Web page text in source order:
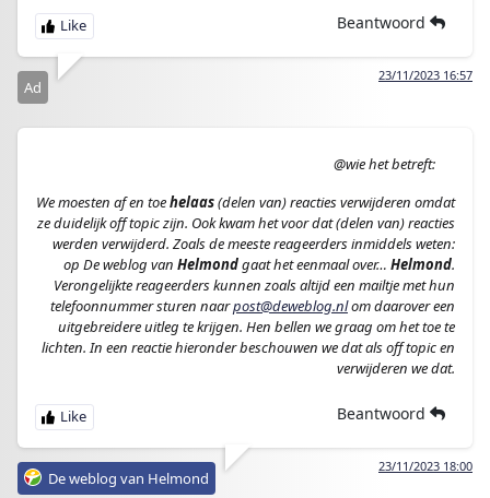
Beantwoord
23/11/2023 16:57
Ad
@wie het betreft:
We moesten af en toehelaas(delen van) reacties verwijderen omdat
ze duidelijk off topic zijn. Ook kwam het voor dat (delen van) reacties
werden verwijderd. Zoals de meeste reageerders inmiddels weten:
op De weblog van Helmondgaat het eenmaal over… Helmond.
Verongelijkte reageerders kunnen zoals altijd een mailtje met hun
telefoonnummer sturen naarpost@deweblog.nlom daarover een
uitgebreidere uitleg te krijgen. Hen bellen we graag om het toe te
lichten. In een reactie hieronder beschouwen we dat als off topic en
verwijderen we dat.
Beantwoord
23/11/2023 18:00
De weblog van Helmond